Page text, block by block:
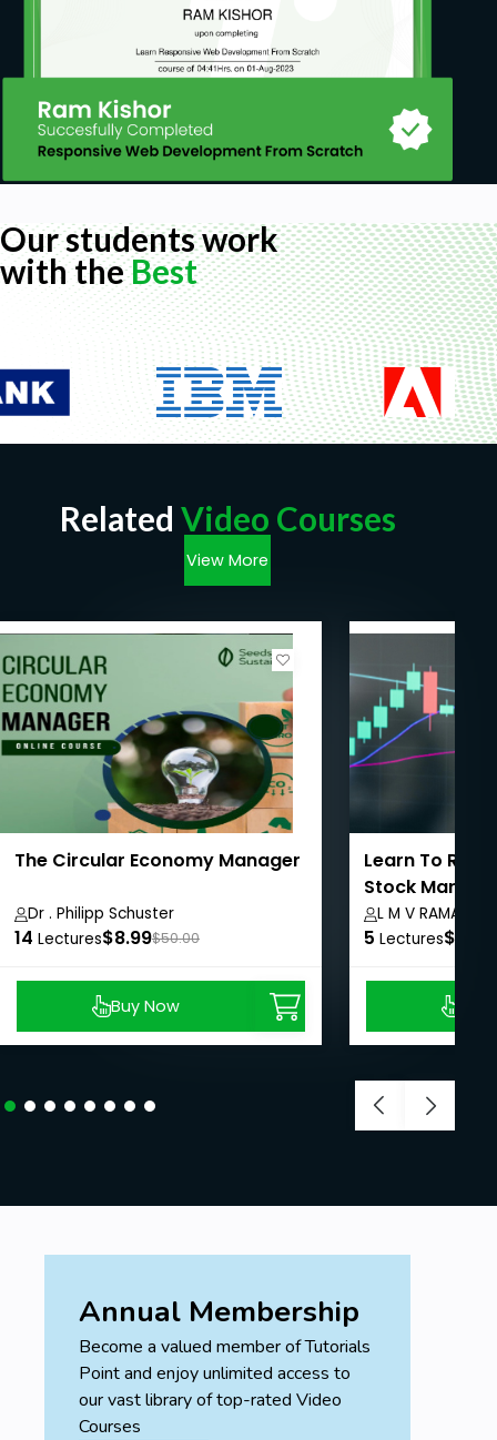
Our students work
with theBest
Related Video Courses
View More
The Circular Economy Manager
Dr . Philipp Schuster
14 Lectures$8.99$50.00
Buy Now
Learn To
Stock Market
Harvesting
L M V
5 Lectures$8.99
Annual Membership
Become a valued member of Tutorials
Point and enjoy unlimited access to
our vast library of top-rated Video
Courses